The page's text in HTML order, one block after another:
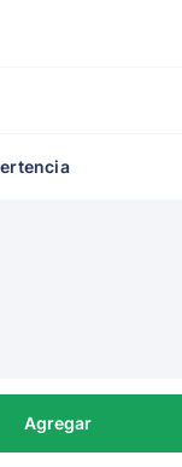
Agregar